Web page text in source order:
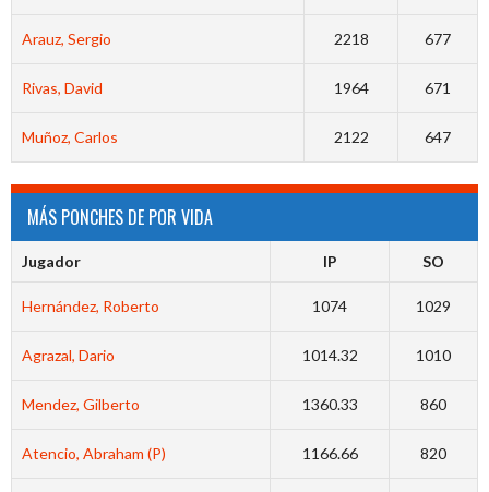
Arauz, Sergio 2218 677
Rivas, David 1964 671
Muñoz, Carlos 2122 647
MÁS PONCHES DE POR VIDA
Jugador IP SO
Hernández, Roberto 1074 1029
Agrazal, Dario 1014.32 1010
Mendez, Gilberto 1360.33 860
Atencio, Abraham (P) 1166.66 820